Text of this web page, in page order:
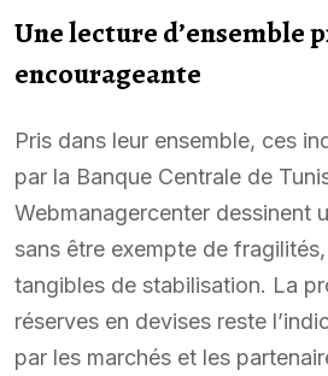
Une lecture d’ensemble
encourageante
Pris dans leur ensemble, ces
par la Banque Centrale de
Webmanagercenter dessinent
sans être exempte de
tangibles de stabilisation. La
réserves en devises reste
par les marchés et les